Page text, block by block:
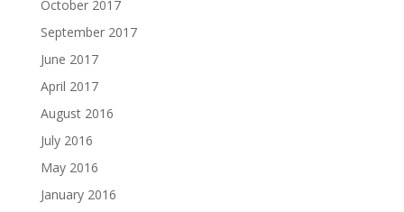
October 2017
September 2017
June 2017
April 2017
August 2016
July 2016
May 2016
January 2016